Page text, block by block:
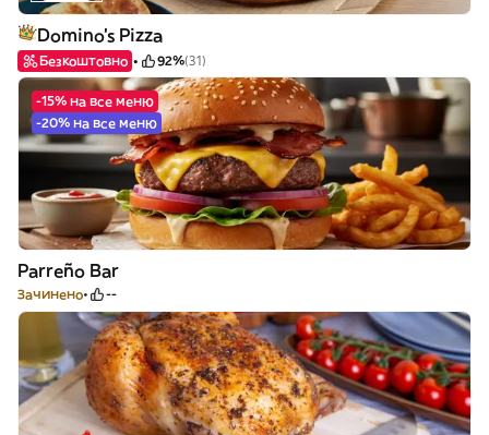
Domino's Pizza
Безкоштовно 92%(31)
-15% на все меню
-20% на все меню
Parreño Bar
Зачинено --